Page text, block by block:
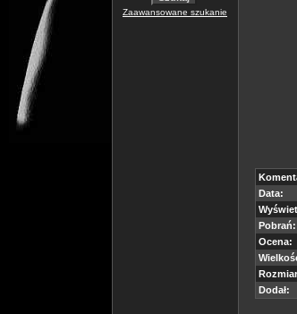
Zaawansowane szukanie
Data:
Pobrań:
Ocena:
Dodał: